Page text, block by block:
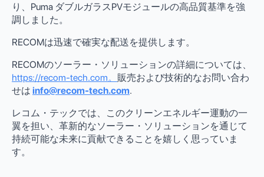
り、Puma ダブルガラスPVモジュールの高品質基準を強
調しました。
RECOMは迅速で確実な配送を提供します。
RECOMのソーラー・ソリューションの詳細については、
https://recom-tech.com。 販売および技術的なお問い合わ
せは info@recom-tech.com.
レコム・テックでは、このクリーンエネルギー運動の一
翼を担い、革新的なソーラー・ソリューションを通じて
持続可能な未来に貢献できることを嬉しく思っていま
す。